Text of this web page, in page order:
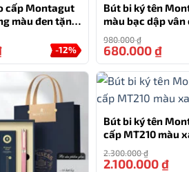
lưu giữ kỷ vật, mà còn đại diện cho
búp sen xanh và bảo tàng tạo nên
về truyền thống và niềm tự hào dân
quà cao cấp, trang nhã, vừa mang
TƯ VẤN
0777.222.555
cấp Montagut
màu đen tặng
và hộp
-12%
Bút bi ký tên
màu bạc dập vân
tặng doanh
đựng và túi)
980.000₫
680.000₫
Bút bi ký tên
cấp MT210 màu
2.300.000₫
2.100.000₫